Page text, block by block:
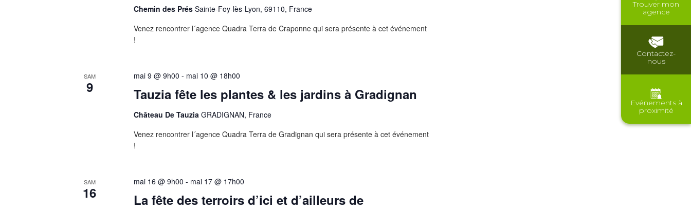
Trouver mon
agence
Contactez-
nous
Evénements à
proximité
Chemin des PrésSainte-Foy-lès-Lyon, 69110, France
Venez rencontrer l´agence Quadra Terra de Craponne qui sera présente à cet événement
!
SAM
9 Tauzia fête les plantes & les jardins à Gradignan
mai 9 @ 9h00 - mai 10 @ 18h00
Château De TauziaGRADIGNAN, France
Venez rencontrer l´agence Quadra Terra de Gradignan qui sera présente à cet événement
!
SAM
16
La fête des terroirs d’ici et d’ailleurs de
mai 16 @ 9h00 - mai 17 @ 17h00